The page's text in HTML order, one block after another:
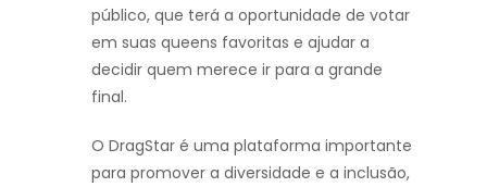
público, que terá a oportunidade de votar
em suas queens favoritas e ajudar a
decidir quem merece ir para a grande
final.
O DragStar é uma plataforma importante
para promover a diversidade e a inclusão,